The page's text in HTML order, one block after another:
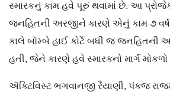
સ્મારકનું કામ હવે પૂરું થવામાં છે. આ
જનહિતની અરજીને કારણે એનું કામ ૭
કાલે બૉમ્બે હાઈ કોર્ટે બધી જ જનહિતની
હતી, જેને કારણે હવે સ્મારકનો માર્ગ
ઍક્ટિવિસ્ટ ભગવાનજી રૈયાણી, પંકજ